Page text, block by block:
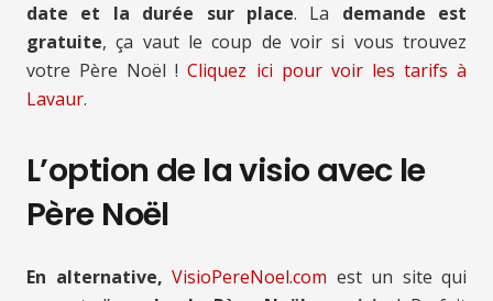
date et la durée sur place. La demande est
gratuite, ça vaut le coup de voir si vous trouvez
votre Père Noël !Cliquez ici pour voir les tarifs à
Lavaur.
L’option de la visio avec le
Père Noël
En alternative, VisioPereNoel.com est un site qui